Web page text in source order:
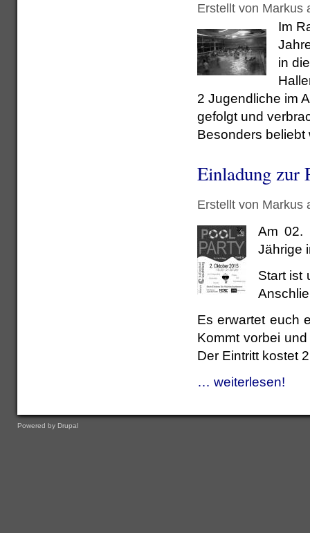
Erstellt von Markus
Im
in
2 Jugendliche im
gefolgt und
Besonders
Einladung zur
Erstellt von Markus
Am 02.
Jährige
Start ist
Es erwartet euch
Kommt vorbei
Der Eintritt kostet
… weiterlesen!
Powered by Drupal